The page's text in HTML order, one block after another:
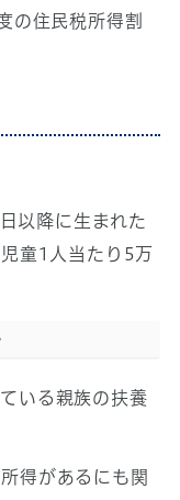
の住民税所得割
以降に生まれた
童1人当たり5万
いる親族の扶養
得があるにも関